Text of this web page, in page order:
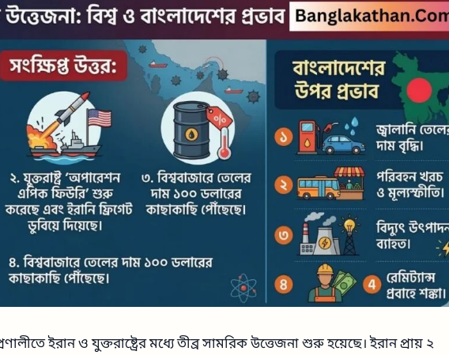
ইরান ও যুক্তরাষ্ট্রের মধ্যে তীব্র সামরিক উত্তেজনা শুরু হয়েছে। ইরান প্রায় ২